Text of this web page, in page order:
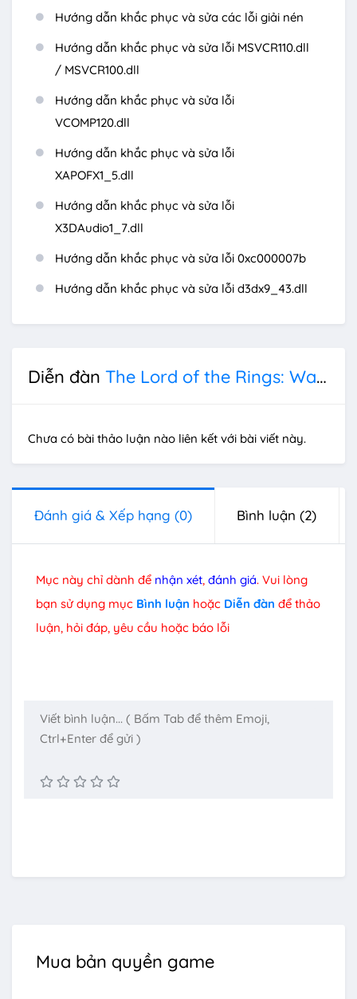
Hướng dẫn khắc phục và sửa các lỗi giải nén
Hướng dẫn khắc phục và sửa lỗi MSVCR110.dll
/ MSVCR100.dll
Hướng dẫn khắc phục và sửa lỗi
VCOMP120.dll
Hướng dẫn khắc phục và sửa lỗi
XAPOFX1_5.dll
Hướng dẫn khắc phục và sửa lỗi
X3DAudio1_7.dll
Hướng dẫn khắc phục và sửa lỗi 0xc000007b
Hướng dẫn khắc phục và sửa lỗi d3dx9_43.dll
Diễn đàn The Lord of the Rings: War in the North
Chưa có bài thảo luận nào liên kết với bài viết này.
Đánh giá & Xếp hạng (0) Bình luận (2)
Mục này chỉ dành để nhận xét, đánh giá. Vui lòng
bạn sử dụng mục Bình luận hoặc Diễn đàn để thảo
luận, hỏi đáp, yêu cầu hoặc báo lỗi
Mua bản quyền game